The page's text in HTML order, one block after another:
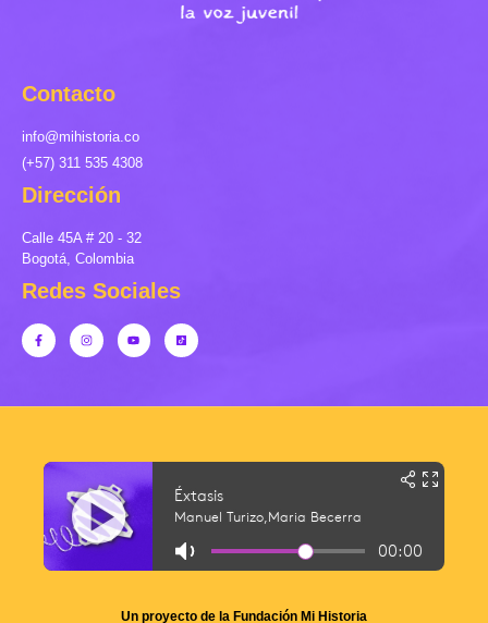
Contacto
info@mihistoria.co
(+57) 311 535 4308
Dirección
Calle 45A # 20 - 32
Bogotá, Colombia
Redes Sociales
Un proyecto de la Fundación Mi Historia